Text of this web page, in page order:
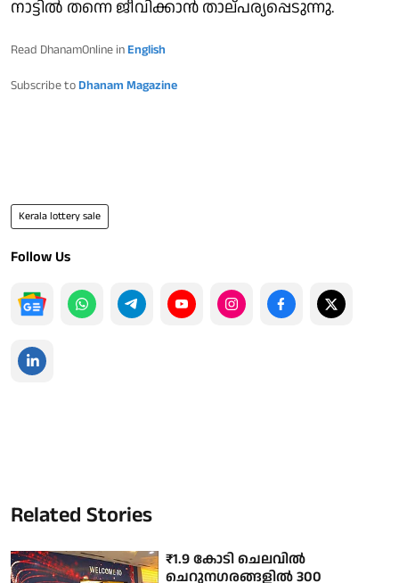
നാട്ടില്‍ തന്നെ ജീവിക്കാന്‍ താല്പര്യപ്പെടുന്നു.
Read DhanamOnline in English
Subscribe to Dhanam Magazine
Kerala lottery sale
Follow Us
Related Stories
₹1.9 കോടി ചെലവില്‍
ചെറുനഗരങ്ങളില്‍ 300